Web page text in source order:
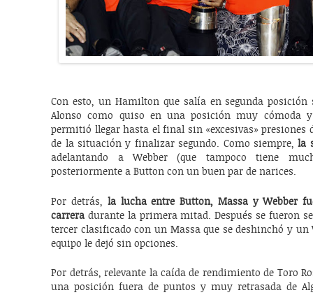
Con esto, un Hamilton que salía en segunda
Alonso como quiso en una posición muy cómoda
permitió llegar hasta el final sin «excesivas» presiones
de la situación y finalizar segundo. Como siempre,la
adelantando a Webber (que tampoco tiene
posteriormente a Button con un buen par de narices.
Por detrás, la lucha entre Button, Massa y Webber
carrera durante la primera mitad. Después se fueron
tercer clasificado con un Massa que se deshinchó y un
equipo le dejó sin opciones.
Por detrás, relevante la caída de rendimiento de Toro
una posición fuera de puntos y muy retrasada de